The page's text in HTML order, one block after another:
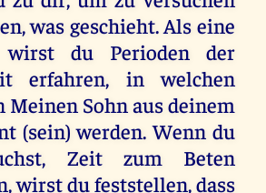
was geschieht. Als eine
wirst du Perioden der
erfahren, in welchen
Meinen Sohn aus deinem
(sein) werden. Wenn du
Zeit zum Beten
wirst du feststellen, dass